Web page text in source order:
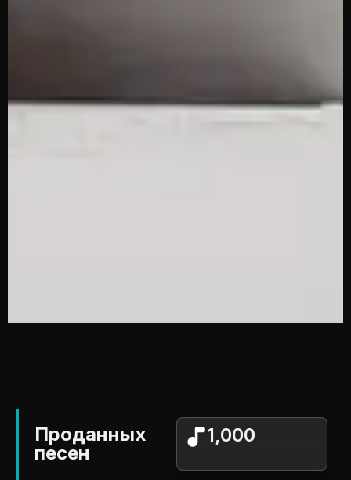
Проданных
песен
1,000